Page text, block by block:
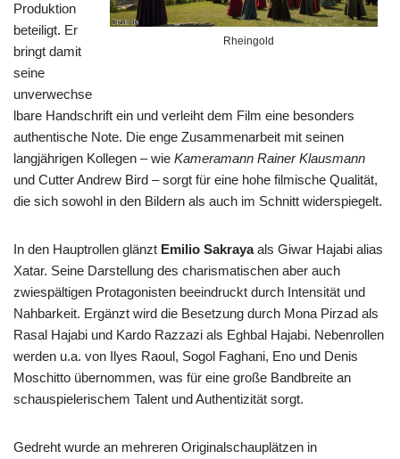
Rheingold
Produktion
beteiligt. Er
bringt damit
seine
unverwechse
lbare Handschrift ein und verleiht dem Film eine besonders
authentische Note. Die enge Zusammenarbeit mit seinen
langjährigen Kollegen – wie Kameramann Rainer Klausmann
und Cutter Andrew Bird – sorgt für eine hohe filmische Qualität,
die sich sowohl in den Bildern als auch im Schnitt widerspiegelt.
In den Hauptrollen glänzt Emilio Sakrayaals Giwar Hajabi alias
Xatar. Seine Darstellung des charismatischen aber auch
zwiespältigen Protagonisten beeindruckt durch Intensität und
Nahbarkeit. Ergänzt wird die Besetzung durch Mona Pirzad als
Rasal Hajabi und Kardo Razzazi als Eghbal Hajabi. Nebenrollen
werden u.a. von Ilyes Raoul, Sogol Faghani, Eno und Denis
Moschitto übernommen, was für eine große Bandbreite an
schauspielerischem Talent und Authentizität sorgt.
Gedreht wurde an mehreren Originalschauplätzen in